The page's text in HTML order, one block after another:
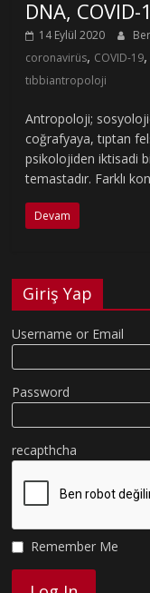
DNA,
14 Eylül 2020
coronavirüs, COVID-19,
tıbbiantropoloji
Antropoloji;
coğrafyaya, tıptan
psikolojiden iktisadi
temastadır. Farklı
Devam
Giriş Yap
Username or Email
Password
recapthcha
Remember Me